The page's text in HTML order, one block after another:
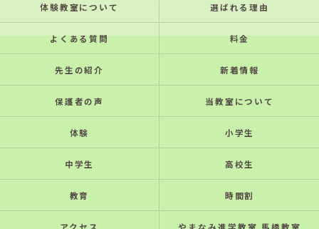
体験教室について 選ばれる理由
よくある質問 料金
先生の紹介 新着情報
保護者の声 当教室について
体験 小学生
中学生 高校生
教育 時間割